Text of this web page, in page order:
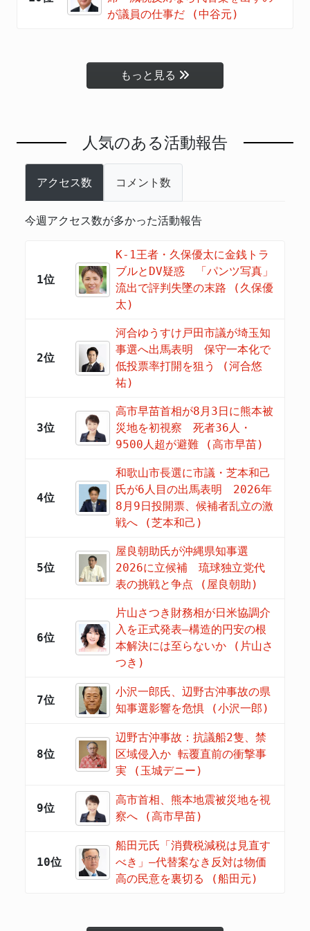
が議員の仕事だ (中谷元)
もっと見る
人気のある活動報告
アクセス数 コメント数
今週アクセス数が多かった活動報告
1位
K-1王者・久保優太に金銭トラ
ブルとDV疑惑 「パンツ写真」
流出で評判失墜の末路 (久保優
太)
2位
河合ゆうすけ戸田市議が埼玉知
事選へ出馬表明 保守一本化で
低投票率打開を狙う (河合悠
祐)
3位
高市早苗首相が8月3日に熊本被
災地を初視察 死者36人・
9500人超が避難 (高市早苗)
4位
和歌山市長選に市議・芝本和己
氏が6人目の出馬表明 2026年
8月9日投開票、候補者乱立の激
戦へ (芝本和己)
5位
屋良朝助氏が沖縄県知事選
2026に立候補 琉球独立党代
表の挑戦と争点 (屋良朝助)
6位
片山さつき財務相が日米協調介
入を正式発表―構造的円安の根
本解決には至らないか (片山さ
つき)
7位
小沢一郎氏、辺野古沖事故の県
知事選影響を危惧 (小沢一郎)
8位
辺野古沖事故：抗議船2隻、禁
区域侵入か 転覆直前の衝撃事
実 (玉城デニー)
9位
高市首相、熊本地震被災地を視
察へ (高市早苗)
10位
船田元氏「消費税減税は見直す
べき」―代替案なき反対は物価
高の民意を裏切る (船田元)